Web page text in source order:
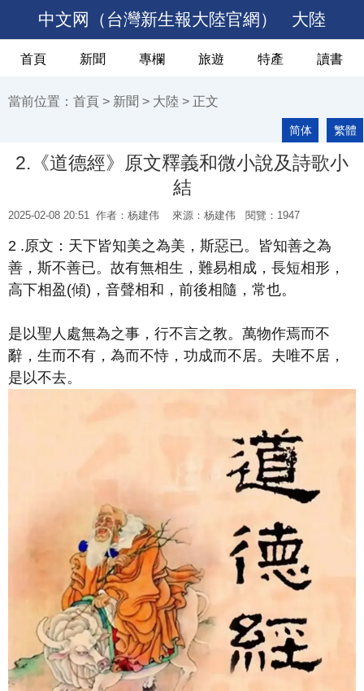
中文网（台灣新生報大陸官網） 大陸
首頁 新聞 專欄 旅遊 特產 讀書
當前位置： 首頁 > 新聞 > 大陸 > 正文
繁體
简体
2.《道德經》原文釋義和微小說及詩歌小
結
2025-02-08 20:51 作者：杨建伟 來源：杨建伟 閱覽： 1947
2 .原文：天下皆知美之為美，斯惡已。皆知善之為
善，斯不善已。故有無相生，難易相成，長短相形，
高下相盈(傾)，音聲相和，前後相隨，常也。
是以聖人處無為之事，行不言之教。萬物作焉而不
辭，生而不有，為而不恃，功成而不居。夫唯不居，
是以不去。